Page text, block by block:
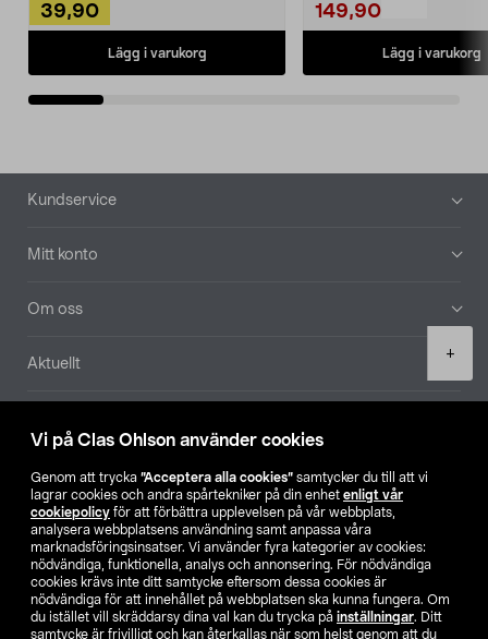
Vi på Clas Ohlson använder cookies
Genom att trycka ”Acceptera alla cookies” samtycker du till att vi
lagrar cookies och andra spårtekniker på din enhet enligt vår
cookiepolicy för att förbättra upplevelsen på vår webbplats,
analysera webbplatsens användning samt anpassa våra
marknadsföringsinsatser. Vi använder fyra kategorier av cookies:
nödvändiga, funktionella, analys och annonsering. För nödvändiga
cookies krävs inte ditt samtycke eftersom dessa cookies är
nödvändiga för att innehållet på webbplatsen ska kunna fungera. Om
du istället vill skräddarsy dina val kan du trycka på inställningar. Ditt
samtycke är frivilligt och kan återkallas när som helst genom att du
+
39,90
Lägg i varukorg
149,90
Lägg i varukorg
Sidfot
Kundservice
Mitt konto
Om oss
Aktuellt
Hitta butik
SE NO FI